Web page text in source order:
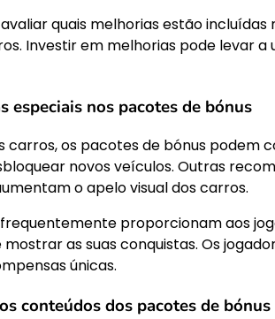
quais melhorias estão
Investir em melhorias pode levar
especiais nos pacotes de bónus
carros, os pacotes de bónus podem
novos veículos. Outras
o apelo visual dos carros.
proporcionam aos
as suas conquistas. Os
únicas.
conteúdos dos pacotes de bónus